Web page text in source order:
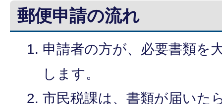
郵便申請の流れ
申請者の方が、必要書類を
します。
市民税課は、書類が届いた